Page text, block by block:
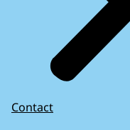
Contact